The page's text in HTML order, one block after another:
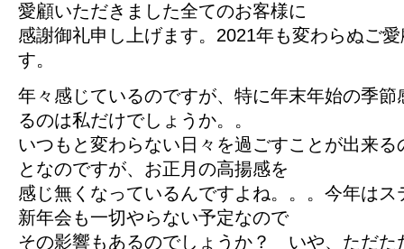
愛顧いただきました全てのお客様に
感謝御礼申し上げます。2021年も変わらぬご
す。
年々感じているのですが、特に年末年始の季
るのは私だけでしょうか。。
いつもと変わらない日々を過ごすことが出来
となのですが、お正月の高揚感を
感じ無くなっているんですよね。。。今年は
新年会も一切やらない予定なので
その影響もあるのでしょうか？ いや、ただた